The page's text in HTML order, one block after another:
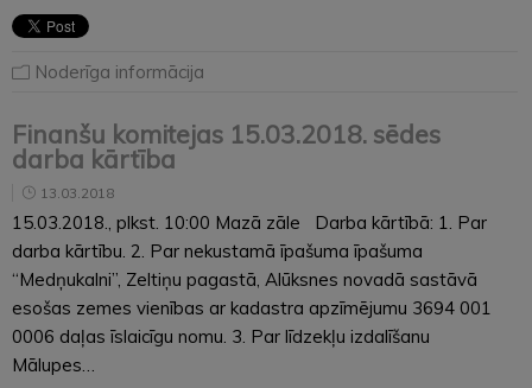
Noderīga informācija
Finanšu komitejas 15.03.2018. sēdes
darba kārtība
13.03.2018
15.03.2018., plkst. 10:00 Mazā zāle Darba kārtībā: 1. Par
darba kārtību. 2. Par nekustamā īpašuma īpašuma
“Medņukalni”, Zeltiņu pagastā, Alūksnes novadā sastāvā
esošas zemes vienības ar kadastra apzīmējumu 3694 001
0006 daļas īslaicīgu nomu. 3. Par līdzekļu izdalīšanu
Mālupes…